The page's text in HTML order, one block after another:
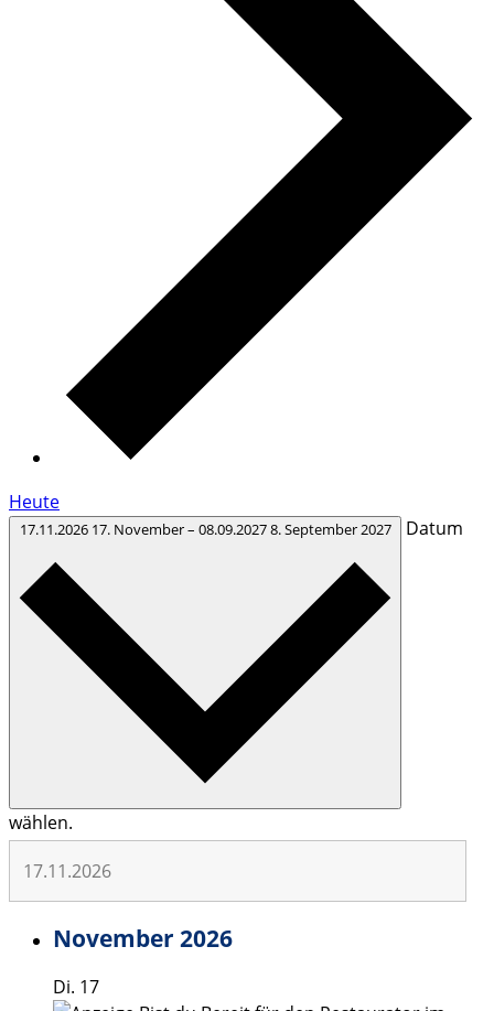
Heute
17.11.2026 17. November– 08.09.20278. September 2027 Datum
wählen.
November 2026
Di. 17